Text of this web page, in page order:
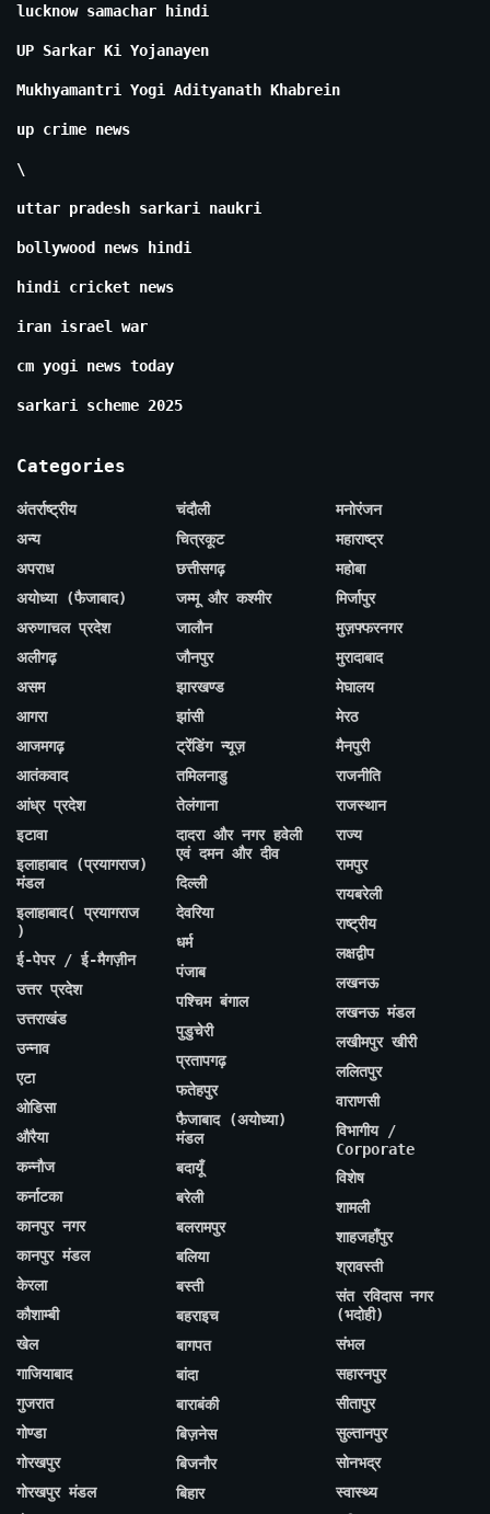
lucknow samachar hindi
UP Sarkar Ki Yojanayen
Mukhyamantri Yogi Adityanath Khabrein
up crime news
\
uttar pradesh sarkari naukri
bollywood news hindi
hindi cricket news
iran israel war
cm yogi news today
sarkari scheme 2025
Categories
अंतर्राष्ट्रीय
अन्य
अपराध
अयोध्या (फैजाबाद)
अरुणाचल प्रदेश
अलीगढ़
असम
आगरा
आजमगढ़
आतंकवाद
आंध्र प्रदेश
इटावा
इलाहाबाद (प्रयागराज)
मंडल
इलाहाबाद( प्रयागराज
)
ई-पेपर / ई-मैगज़ीन
उत्तर प्रदेश
उत्तराखंड
उन्नाव
एटा
ओडिसा
औरैया
कन्नौज
कर्नाटका
कानपुर नगर
कानपुर मंडल
केरला
कौशाम्बी
खेल
गाजियाबाद
गुजरात
गोण्डा
गोरखपुर
गोरखपुर मंडल
चंदौली
चित्रकूट
छत्तीसगढ़
जम्मू और कश्मीर
जालौन
जौनपुर
झारखण्ड
झांसी
ट्रेंडिंग न्यूज़
तमिलनाडु
तेलंगाना
दादरा और नगर हवेली
एवं दमन और दीव
दिल्ली
देवरिया
धर्म
पंजाब
पश्चिम बंगाल
पुडुचेरी
प्रतापगढ़
फतेहपुर
फैजाबाद (अयोध्या)
मंडल
बदायूँ
बरेली
बलरामपुर
बलिया
बस्ती
बहराइच
बागपत
बांदा
बाराबंकी
बिज़नेस
बिजनौर
बिहार
मनोरंजन
महाराष्ट्र
महोबा
मिर्जापुर
मुज़फ्फरनगर
मुरादाबाद
मेघालय
मेरठ
मैनपुरी
राजनीति
राजस्थान
राज्य
रामपुर
रायबरेली
राष्ट्रीय
लक्षद्वीप
लखनऊ
लखनऊ मंडल
लखीमपुर खीरी
ललितपुर
वाराणसी
विभागीय /
Corporate
विशेष
शामली
शाहजहाँपुर
श्रावस्ती
संत रविदास नगर
(भदोही)
संभल
सहारनपुर
सीतापुर
सुल्तानपुर
सोनभद्र
स्वास्थ्य